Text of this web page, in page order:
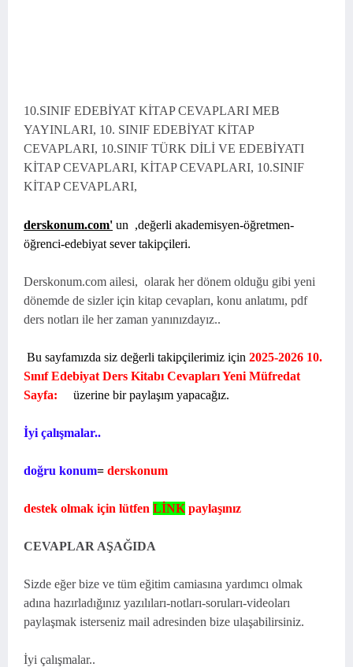
10.SINIF EDEBİYAT KİTAP CEVAPLARI MEB
YAYINLARI, 10. SINIF EDEBİYAT KİTAP
CEVAPLARI, 10.SINIF TÜRK DİLİ VE EDEBİYATI
KİTAP CEVAPLARI, KİTAP CEVAPLARI, 10.SINIF
KİTAP CEVAPLARI,
derskonum.com' un ,değerli akademisyen-öğretmen-
öğrenci-edebiyat sever takipçileri.
Derskonum.com ailesi, olarak her dönem olduğu gibi yeni
dönemde de sizler için kitap cevapları, konu anlatımı, pdf
ders notları ile her zaman yanınızdayız..
Bu sayfamızda siz değerli takipçilerimiz için 2025-2026 10.
Sınıf Edebiyat Ders Kitabı Cevapları Yeni Müfredat
Sayfa:
üzerine bir paylaşım yapacağız.
İyi çalışmalar..
doğru konum= derskonum
destek olmak için lütfen LİNK paylaşınız
CEVAPLAR AŞAĞIDA
Sizde eğer bize ve tüm eğitim camiasına yardımcı olmak
adına hazırladığınız yazılıları-notları-soruları-videoları
paylaşmak isterseniz mail adresinden bize ulaşabilirsiniz.
İyi çalışmalar..